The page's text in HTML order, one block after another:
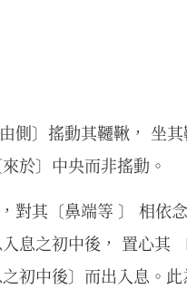
側〕搖動其韆鞦， 坐
於〕中央而非搖動。
對其〔鼻端等 〕 相依
息之初中後， 置心其
初中後〕而出入息。此